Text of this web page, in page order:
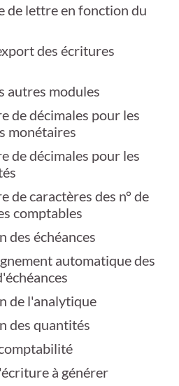
de lettre en fonction du
des écritures
autres modules
de décimales pour les
monétaires
de décimales pour les
de caractères des n° de
comptables
des échéances
automatique des
de l'analytique
des quantités
à générer